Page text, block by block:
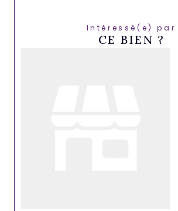
Intéressé(e) par
CE BIEN ?